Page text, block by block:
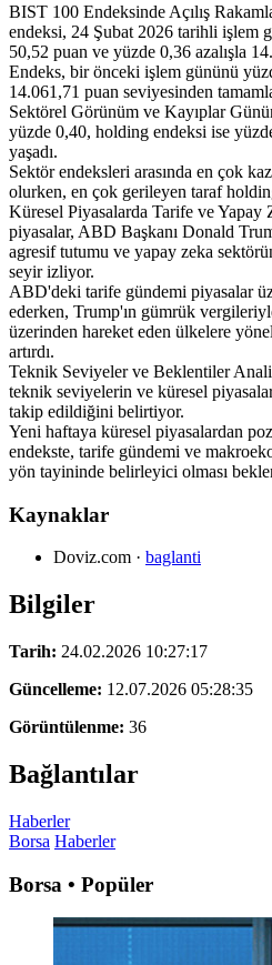
BIST 100 Endeksinde Açılış
endeksi, 24 Şubat 2026 tarihli işlem
50,52 puan ve yüzde 0,36 azalışla
Endeks, bir önceki işlem gününü
14.061,71 puan seviyesinden
Sektörel Görünüm ve Kayıplar
yüzde 0,40, holding endeksi ise
yaşadı.
Sektör endeksleri arasında en çok
olurken, en çok gerileyen taraf
Küresel Piyasalarda Tarife ve
piyasalar, ABD Başkanı Donald
agresif tutumu ve yapay zeka
seyir izliyor.
ABD'deki tarife gündemi piyasalar
ederken, Trump'ın gümrük
üzerinden hareket eden ülkelere
artırdı.
Teknik Seviyeler ve Beklentiler
teknik seviyelerin ve küresel
takip edildiğini belirtiyor.
Yeni haftaya küresel piyasalardan
endekste, tarife gündemi ve
yön tayininde belirleyici olması
Kaynaklar
Doviz.com · baglanti
Bilgiler
Tarih: 24.02.2026 10:27:17
Güncelleme: 12.07.2026 05:28:35
Görüntülenme: 36
Bağlantılar
Haberler
Borsa Haberler
Borsa • Popüler